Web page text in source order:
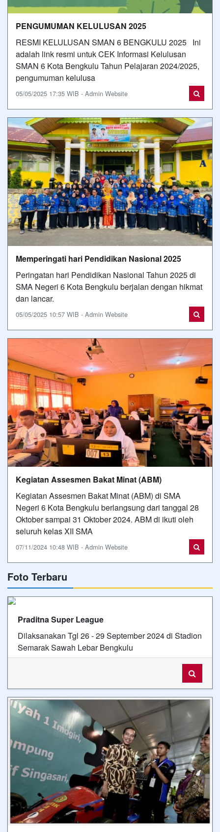
PENGUMUMAN KELULUSAN 2025
RESMI KELULUSAN SMAN 6 BENGKULU 2025 Ini
adalah link resmi untuk CEK Informasi Kelulusan
SMAN 6 Kota Bengkulu Tahun Pelajaran 2024/2025,
pengumuman kelulusa
05/05/2025 17:35 WIB - Admin Website
Memperingati hari Pendidikan Nasional 2025
Peringatan hari Pendidikan Nasional Tahun 2025 di
SMA Negeri 6 Kota Bengkulu berjalan dengan hikmat
dan lancar.
05/05/2025 10:57 WIB - Admin Website
Kegiatan Assesmen Bakat Minat (ABM)
Kegiatan Assesmen Bakat Minat (ABM) di SMA
Negeri 6 Kota Bengkulu berlangsung dari tanggal 28
Oktober sampai 31 Oktober 2024. ABM di ikuti oleh
seluruh kelas XII SMA
07/11/2024 10:48 WIB - Admin Website
Foto Terbaru
Praditna Super League
Dilaksanakan Tgl 26 - 29 September 2024 di Stadion
Semarak Sawah Lebar Bengkulu